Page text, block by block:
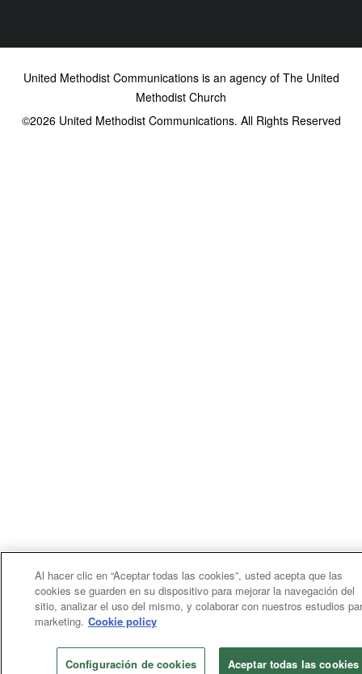
United Methodist Communications is an agency of The United
Methodist Church
©2026United Methodist Communications. All Rights Reserved
Al hacer clic en “Aceptar todas las cookies”, usted acepta que las
cookies se guarden en su dispositivo para mejorar la navegación del
sitio, analizar el uso del mismo, y colaborar con nuestros estudios
marketing. Cookie policy
Configuración de cookies Aceptar todas las cookies